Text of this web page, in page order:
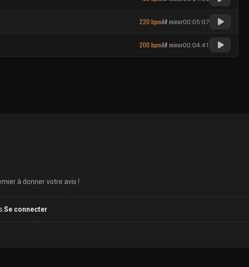
220 bpmA# minor00:05:07
200 bpmA# minor00:04:41
à donner votre avis !
Se connecter